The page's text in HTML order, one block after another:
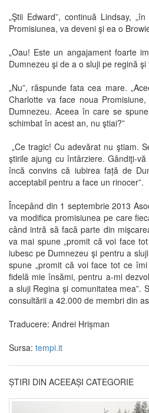
„Ştii Edward”, continuă Lindsay,
Promisiunea, va deveni şi ea o
„Oau! Este un angajament foarte
Dumnezeu şi de a o sluji pe regină şi
„Nu”, răspunde fata cea mare.
Charlotte va face noua
Dumnezeu. Aceea în care se
schimbat în acest an, nu ştiai?”
„Ce tragic! Cu adevărat nu ştiam.
ştirile ajung cu întârziere. Gândiţi-
încă convins că iubirea față de
acceptabil pentru a face un rinocer”.
Începând din 1 septembrie 2013
va modifica promisiunea pe care
când intră să facă parte din
va mai spune „promit că voi face
iubesc pe Dumnezeu şi pentru a
spune „promit că voi face tot ce
fidelă mie însămi, pentru a-mi
a sluji Regina şi comunitatea mea”.
consultării a 42.000 de membri din
Traducere: Andrei Hrișman
Sursa: tempi.it
ȘTIRI DIN ACEEAȘI CATEGORIE